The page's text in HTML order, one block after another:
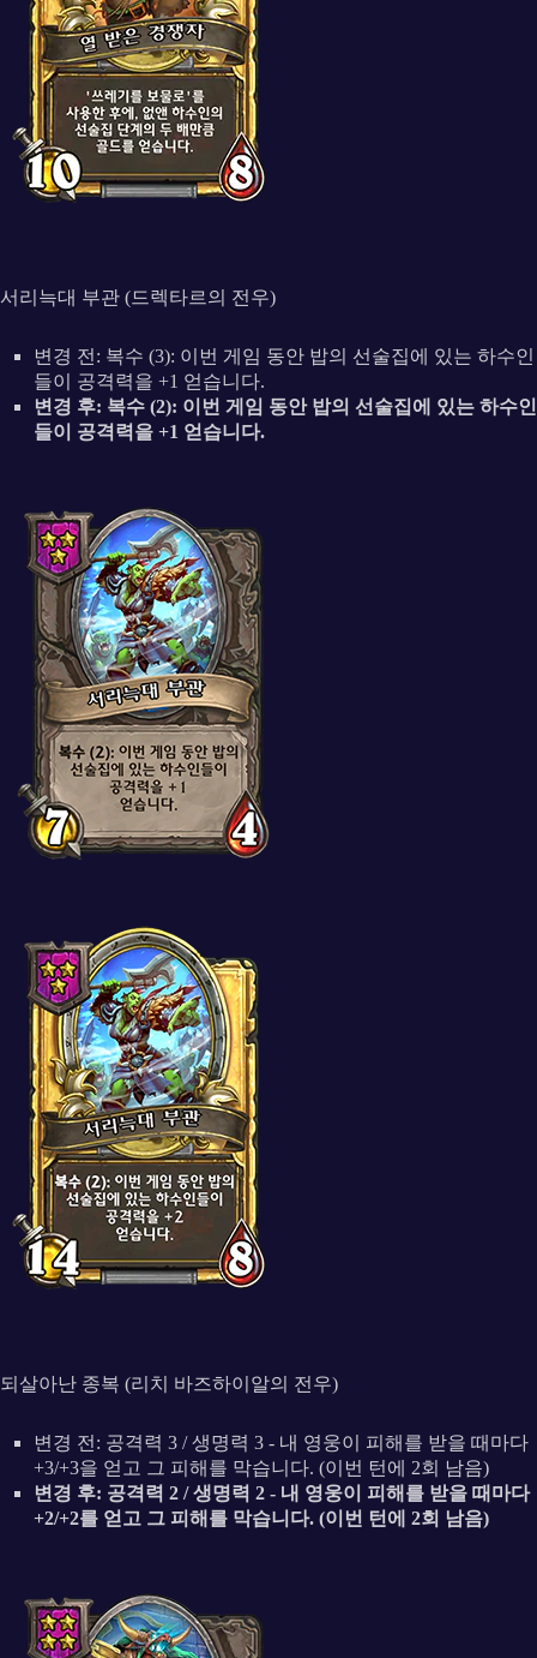
서리늑대 부관 (드렉타르의 전우)
변경 전: 복수 (3): 이번 게임 동안 밥의 선술집에 있는 하수인
들이 공격력을 +1 얻습니다.
변경 후: 복수 (2): 이번 게임 동안 밥의 선술집에 있는 하수인
들이 공격력을 +1 얻습니다.
되살아난 종복 (리치 바즈하이알의 전우)
변경 전: 공격력 3 / 생명력 3 - 내 영웅이 피해를 받을 때마다
+3/+3을 얻고 그 피해를 막습니다. (이번 턴에 2회 남음)
변경 후: 공격력 2 / 생명력 2 - 내 영웅이 피해를 받을 때마다
+2/+2를 얻고 그 피해를 막습니다. (이번 턴에 2회 남음)